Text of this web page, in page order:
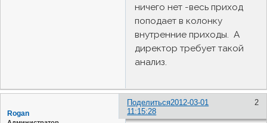
ничего нет -весь приход
поподает в колонку
внутренние приходы. А
директор требует такой
анализ.
Поделиться 2
2012-03-01
11:15:28
Rogan